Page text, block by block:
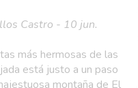
Castro - 10 jun.
más hermosas de las
está justo a un paso
montaña de El